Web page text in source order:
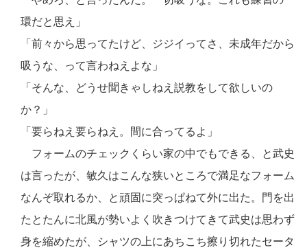
環だと思え」
「前々から思ってたけど、ジジイってさ、未成年だから
吸うな、って言わねえよな」
「そんな、どうせ聞きゃしねえ説教をして欲しいの
か？」
「要らねえ要らねえ。間に合ってるよ」
フォームのチェックくらい家の中でもできる、と武史
は言ったが、敏久はこんな狭いところで満足なフォーム
なんぞ取れるか、と頑固に突っぱねて外に出た。門を出
たとたんに北風が勢いよく吹きつけてきて武史は思わず
身を縮めたが、シャツの上にあちこち擦り切れたセータ